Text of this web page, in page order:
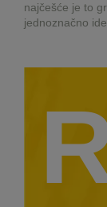
najčešće je to
jednoznačno